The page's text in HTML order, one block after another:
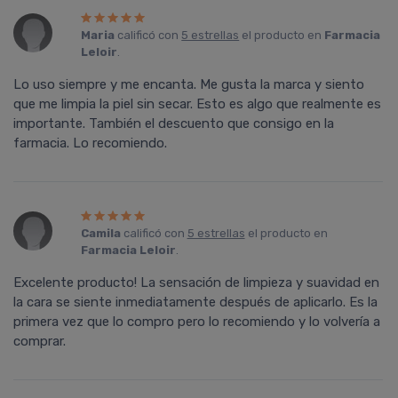
Maria calificó con 5 estrellas el producto en Farmacia
Leloir.
Lo uso siempre y me encanta. Me gusta la marca y siento
que me limpia la piel sin secar. Esto es algo que realmente es
importante. También el descuento que consigo en la
farmacia. Lo recomiendo.
Camila calificó con 5 estrellas el producto en
Farmacia Leloir.
Excelente producto! La sensación de limpieza y suavidad en
la cara se siente inmediatamente después de aplicarlo. Es la
primera vez que lo compro pero lo recomiendo y lo volvería a
comprar.